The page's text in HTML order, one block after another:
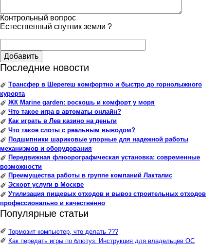
Контрольный вопрос
Естественный спутник земли ?
Добавить
Последние новости
✐ Трансфер в Шерегеш комфортно и быстро до горнолыжного
курорта
✐ ЖК Marine garden: роскошь и комфорт у моря
✐ Что такое игра в автоматы онлайн?
✐ Как играть в Лев казино на деньги
✐ Что такое слоты с реальным выводом?
✐ Подшипники шариковые упорные для надежной работы
механизмов и оборудования
✐ Передвижная флюорографическая установка: современные
возможности
✐ Преимущества работы в группе компаний Лакталис
✐ Эскорт услуги в Москве
✐ Утилизация пищевых отходов и вывоз строительных отходов
профессионально и качественно
Популярные статьи
✐ Тормозит компьютер, что делать ???
✐ Как передать игры по блютуз. Инструкция для владельцев ОС